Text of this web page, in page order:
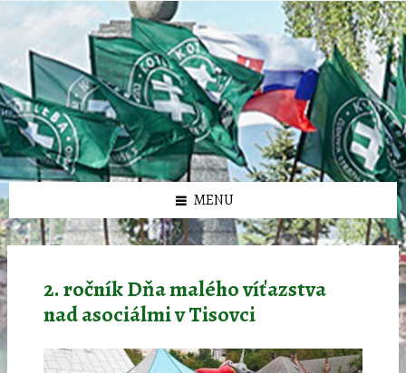
олимп казино
Preskočiť
Preskočiť
panel
Preskočiť
panel
Preskočiť
MENU
2. ročník Dňa malého víťazstva
nad asociálmi v Tisovci